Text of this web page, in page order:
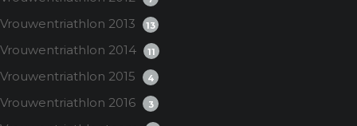
Vrouwentriathlon 2013 13
Vrouwentriathlon 2014 11
Vrouwentriathlon 2015 4
Vrouwentriathlon 2016 3